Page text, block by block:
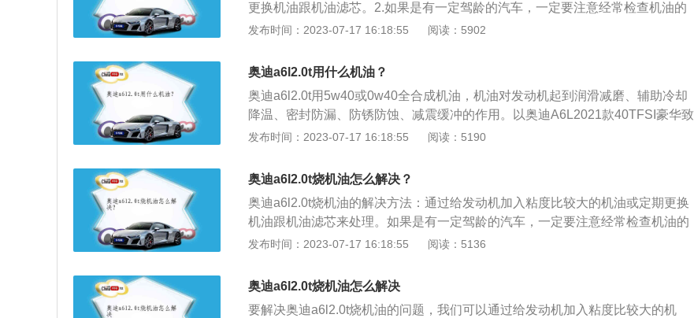
更换机油跟机油滤芯。2.如果是有一定驾龄的汽车，一定要注意经常检查机油的
标尺，安装产品使用说明书要求机油和机器，更换正品机油滤清器备件，如果发
奥迪a6l是奥迪推出的一款车，其车身尺寸长为5015mm、宽为1874mm、高为14
55mm，轴距为3012mm。
发布时间：2023-07-17 16:18:55 阅读：5902
奥迪a6l2.0t用什么机油？
奥迪a6l2.0t用5w40或0w40全合成机油，机油对发动机起到润滑减磨、辅助冷却
降温、密封防漏、防锈防蚀、减震缓冲的作用。以奥迪A6L2021款40TFSI豪华致
雅型为例，其搭载了2.0T190马力L4涡轮增压的发动机，最大功率是140千瓦，最
mm、宽1886mm、高1475mm，轴距为3024mm。
发布时间：2023-07-17 16:18:55 阅读：5190
奥迪a6l2.0t烧机油怎么解决？
奥迪a6l2.0t烧机油的解决方法：通过给发动机加入粘度比较大的机油或定期更换
机油跟机油滤芯来处理。如果是有一定驾龄的汽车，一定要注意经常检查机油的
标尺，安装产品使用说明书要求机油和机器，更换正品机油滤清器备件，如果发
车，其车身尺寸长为5015mm、宽为1874mm、高为1455mm，轴距为3012mm。
发布时间：2023-07-17 16:18:55 阅读：5136
奥迪a6l2.0t烧机油怎么解决
要解决奥迪a6l2.0t烧机油的问题，我们可以通过给发动机加入粘度比较大的机